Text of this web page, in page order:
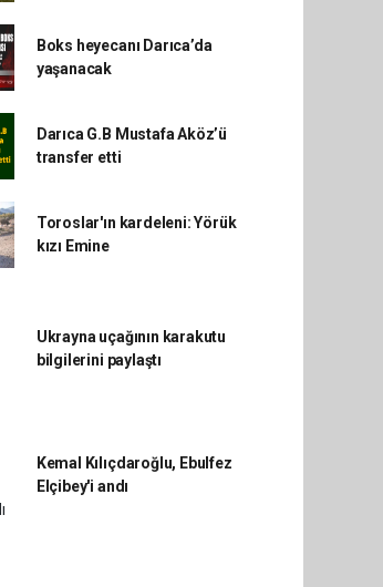
Boks heyecanı Darıca’da
yaşanacak
Darıca G.B Mustafa Aköz’ü
transfer etti
Toroslar'ın kardeleni: Yörük
kızı Emine
Ukrayna uçağının karakutu
bilgilerini paylaştı
Kemal Kılıçdaroğlu, Ebulfez
Elçibey'i andı